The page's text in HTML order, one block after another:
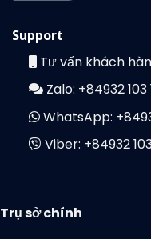
Support
Tư vấn khách
Zalo: +84932 103
WhatsApp:
Viber: +84932
Trụ sở chính